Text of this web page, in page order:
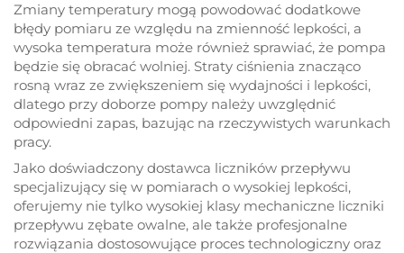
Zmiany temperatury mogą powodować dodatkowe
błędy pomiaru ze względu na zmienność lepkości, a
wysoka temperatura może również sprawiać, że pompa
będzie się obracać wolniej. Straty ciśnienia znacząco
rosną wraz ze zwiększeniem się wydajności i lepkości,
dlatego przy doborze pompy należy uwzględnić
odpowiedni zapas, bazując na rzeczywistych warunkach
pracy.
Jako doświadczony dostawca liczników przepływu
specjalizujący się w pomiarach o wysokiej lepkości,
oferujemy nie tylko wysokiej klasy mechaniczne liczniki
przepływu zębate owalne, ale także profesjonalne
rozwiązania dostosowujące proces technologiczny oraz